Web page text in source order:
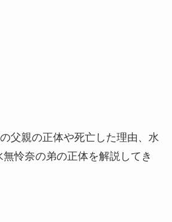
父親の正体や死亡した理由、水
怜奈の弟の正体を解説してき